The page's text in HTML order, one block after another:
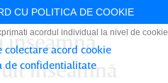
”Pentru
înseamnă
înseamnă
CU POLITICA DE COOKIE
acordul individual la nivel de
colectare acord cookie
de confidentialitate